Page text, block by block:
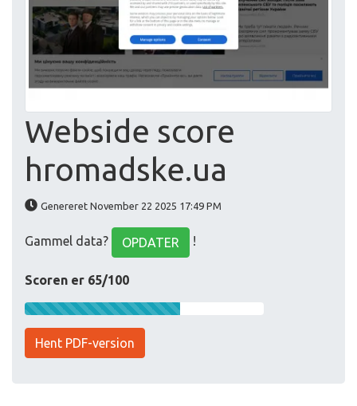
Webside score
hromadske.ua
Genereret November 22 2025 17:49 PM
Gammel data? OPDATER !
Scoren er 65/100
Hent PDF-version